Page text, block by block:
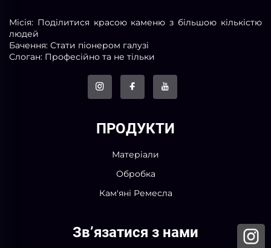
Місія: Поділитися красою каменю з більшою кількістю
людей
Бачення: Стати піонером галузі
Слоган: Професійно та не тільки
ПРОДУКТИ
Матеріали
Обробка
Кам'яні Ремесла
Зв’язатися з нами